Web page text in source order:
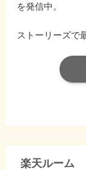
を発信中。
ストーリーズで
楽天ルーム